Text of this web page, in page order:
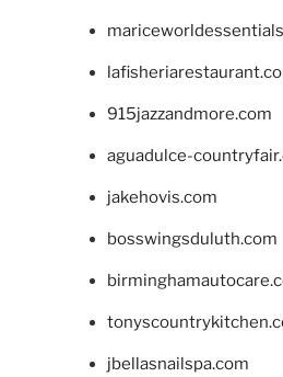
915jazzandmore.com
aguadulce-
jakehovis.com
bosswingsduluth.com
jbellasnailspa.com